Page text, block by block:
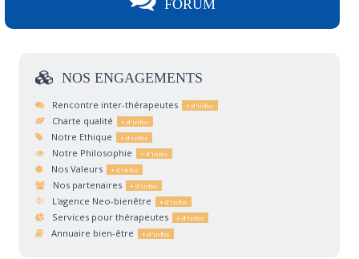
FORUM
NOS ENGAGEMENTS
Rencontre inter-thérapeutes
Charte qualité
Notre Ethique
Notre Philosophie
Nos Valeurs
Nos partenaires
L'agence Neo-bienêtre
Services pour thérapeutes
Annuaire bien-être